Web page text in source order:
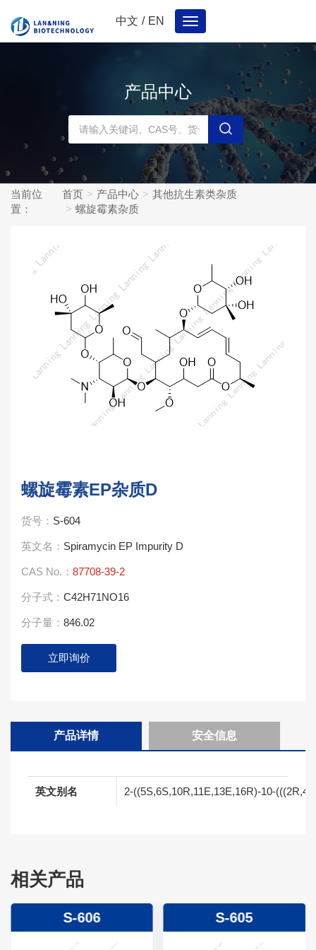
中文 / EN
Toggle
navigation
产品中心
当前位
置：
首页 产品中心
其他抗生素类杂质
螺旋霉素杂质
螺旋霉素EP杂质D
货号： S-604
英文名： Spiramycin EP Impurity D
CAS No.： 87708-39-2
分子式： C42H71NO16
分子量： 846.02
立即询价
产品详情 安全信息
英文别名 2-((5S,6S,10R,11E,13E,16R)-10-
相关产品
S-606 S-605